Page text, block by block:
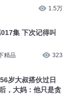
1.5万
集 下次记得叫
精品 323
岁大叔搭伙过日
，大妈：他只是贪